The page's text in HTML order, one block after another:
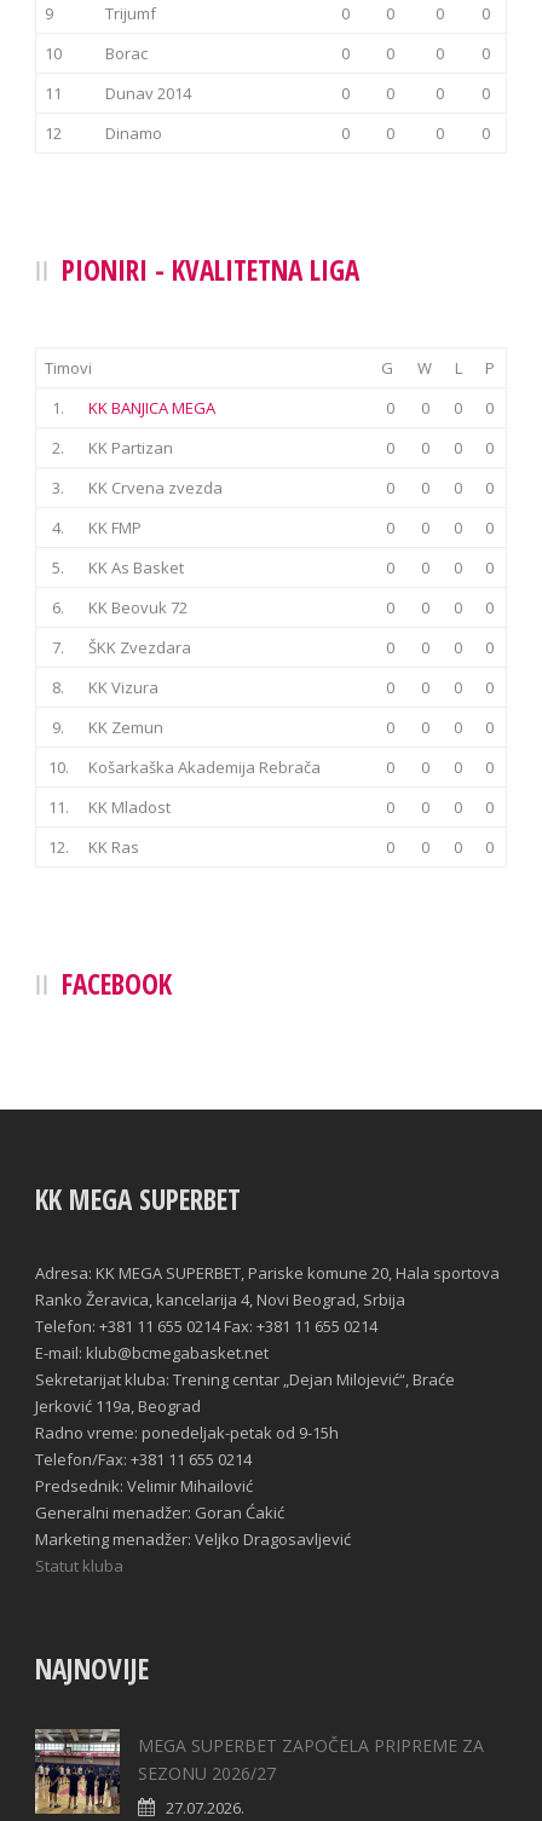
9
Trijumf 0 0 0
0
10
Borac 0 0 0
0
11
Dunav 2014 0 0 0
0
12
Dinamo 0 0 0 0
PIONIRI - KVALITETNA LIGA
Timovi G W L
P
1.
KK BANJICA MEGA 0 0 0
0
2.
KK Partizan 0 0 0
0
3.
KK Crvena zvezda 0 0 0
0
4.
KK FMP 0 0 0
0
5.
KK As Basket 0 0 0
0
6.
KK Beovuk 72 0 0 0
0
7.
ŠKK Zvezdara 0 0 0
0
8.
KK Vizura 0 0 0
0
9.
KK Zemun 0 0 0
0
10.
Košarkaška Akademija Rebrača 0 0 0
0
11.
KK Mladost 0 0 0
0
12.
KK Ras 0 0 0 0
FACEBOOK
KK MEGA SUPERBET
Adresa: KK MEGA SUPERBET, Pariske komune 20, Hala sportova
Ranko Žeravica, kancelarija 4, Novi Beograd, Srbija
Telefon: +381 11 655 0214 Fax: +381 11 655 0214
E-mail: klub@bcmegabasket.net
Sekretarijat kluba: Trening centar „Dejan Milojević“, Braće
Jerković 119a, Beograd
Radno vreme: ponedeljak-petak od 9-15h
Telefon/Fax: +381 11 655 0214
Predsednik: Velimir Mihailović
Generalni menadžer: Goran Ćakić
Marketing menadžer: Veljko Dragosavljević
Statut kluba
NAJNOVIJE
MEGA SUPERBET ZAPOČELA PRIPREME ZA
SEZONU 2026/27
27.07.2026.